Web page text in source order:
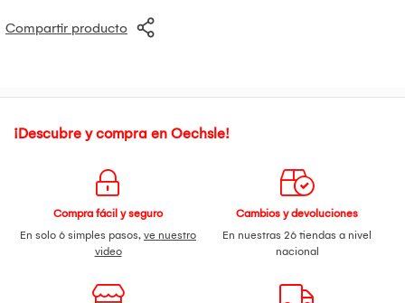
Compartir producto
¡Descubre y compra en Oechsle!
Compra fácil y seguro
En solo 6 simples pasos, ve nuestro
video
Cambios y devoluciones
En nuestras 26 tiendas a nivel
nacional